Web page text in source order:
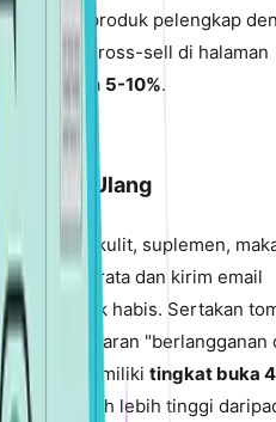
3-4 produk pelengkap
Anda." Cross-sell di halaman
pada 5-10%.
Ulang
kulit, suplemen,
rata-rata dan kirim email
produk habis. Sertakan
dan penawaran "berlangganan
ulang memiliki tingkat buka
25%—jauh lebih tinggi